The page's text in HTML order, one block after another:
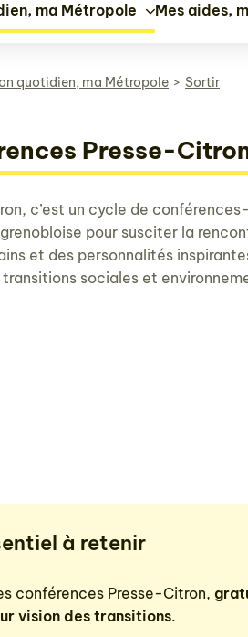
ma Métropole Mes aides,
quotidien, ma Métropole Sortir
Presse-
c’est un cycle de
pour susciter la
et des personnalités
sociales et
à retenir
conférences Presse-Citron,
vision des transitions.